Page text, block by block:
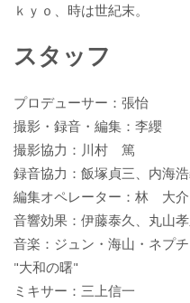
ｋｙｏ、時は世紀末。
スタッフ
プロデューサー：張怡
撮影・録音・編集：李纓
撮影協力：川村 篤
録音協力：飯塚貞三、内海
編集オペレーター：林 大
音響効果：伊藤泰久、丸山
音楽：ジュン・海山・ネプ
"大和の曙"
ミキサー：三上信一